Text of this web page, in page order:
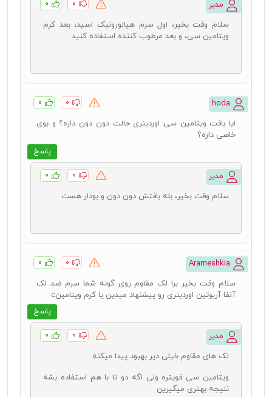
مدیر ۰ ۰
سلام وقت بخیر، اول سرم هیالورونیک اسید، بعد کرم
ویتامین سی، و بعد مرطوب کننده استفاده کنید
۰ ۰
پاسخ
ایا بافت ویتامین سی اوردینری حالت دون دون داره؟ و بوی
خاصی داره؟
مدیر ۰ ۰
سلام وقت بخیر، بله بافتش دون دون و بودار هست
۰ ۰
پاسخ
سلام وقت بخیر برا لک مقاوم روی گونه شما سرم ضد لک
آلفا آربوتین اوردینری رو پیشنهاد میدین یا کرم ویتامینc
مدیر ۰ ۰
لک های مقاوم خیلی دیر بهبود پیدا میکنه
ویتامین سی قویتره ولی اگه دو تا با هم استفاده بشه
نتیجه بهتری میگیرین